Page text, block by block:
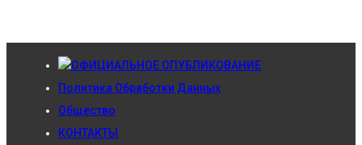
ОФИЦИАЛЬНОЕ ОПУБЛИКОВАНИЕ
Политика Обработки Данных
Общество
КОНТАКТЫ